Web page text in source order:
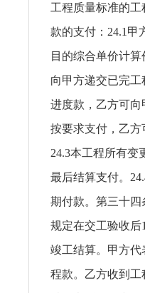
工程质量标准的
款的支付：24.1甲
目的综合单价计
向甲方递交已完
进度款，乙方可
按要求支付，乙
24.3本工程所有变
最后结算支付。
期付款。第三十
规定在交工验收
竣工结算。甲方
程款。乙方收到